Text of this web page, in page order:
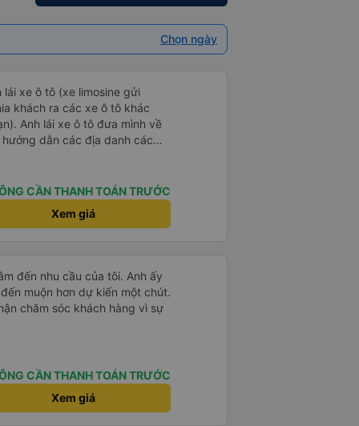
Chọn ngày
xe ô tô (xe limosine gửi
khách ra các xe ô tô khác
về
dẫn các địa danh các
để ý khi anh trả khách thì
anh lái
mình về những quan điểm
xin tên của anh chỉ biết anh ở
CẦN THANH TOÁN TRƯỚC
Xem giá
đến nhu cầu của tôi. Anh ấy
muộn hơn dự kiến ​​một chút.
chăm sóc khách hàng vì sự
CẦN THANH TOÁN TRƯỚC
Xem giá